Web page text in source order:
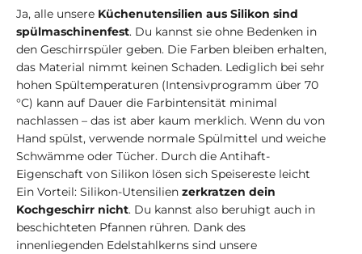
Ja, alle unsere Küchenutensilien aus Silikon sind
spülmaschinenfest. Du kannst sie ohne Bedenken in
den Geschirrspüler geben. Die Farben bleiben erhalten,
das Material nimmt keinen Schaden. Lediglich bei sehr
hohen Spültemperaturen (Intensivprogramm über 70
°C) kann auf Dauer die Farbintensität minimal
nachlassen – das ist aber kaum merklich. Wenn du von
Hand spülst, verwende normale Spülmittel und weiche
Schwämme oder Tücher. Durch die Antihaft-
Eigenschaft von Silikon lösen sich Speisereste leicht
Ein Vorteil: Silikon-Utensilien zerkratzen dein
Kochgeschirr nicht. Du kannst also beruhigt auch in
beschichteten Pfannen rühren. Dank des
innenliegenden Edelstahlkerns sind unsere